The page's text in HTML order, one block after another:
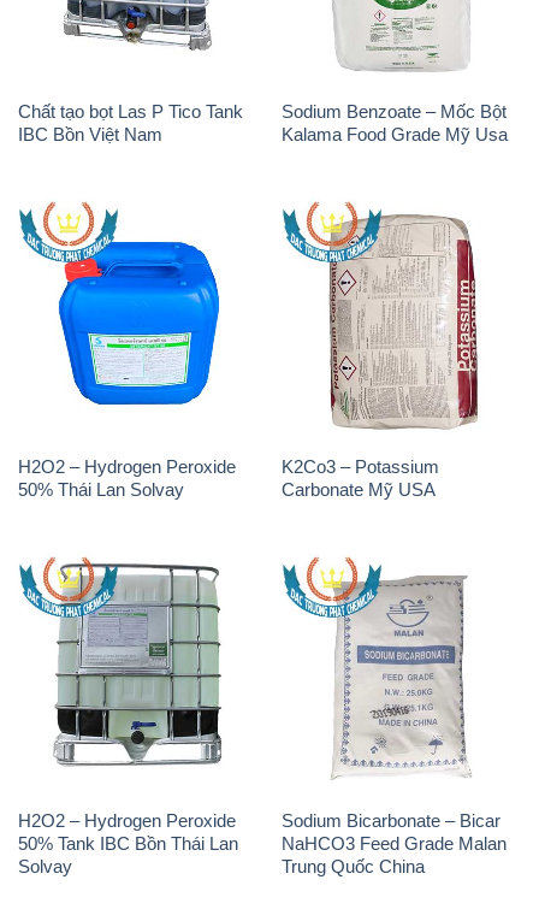
H2O2 – Hydrogen Peroxide
50% Thái Lan Solvay
K2Co3 – Potassium
Carbonate Mỹ USA
H2O2 – Hydrogen Peroxide
50% Tank IBC Bồn Thái Lan
Solvay
Sodium Bicarbonate – Bicar
NaHCO3 Feed Grade Malan
Trung Quốc China